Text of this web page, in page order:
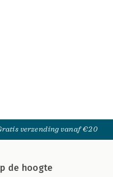
verzending vanaf €20
de hoogte